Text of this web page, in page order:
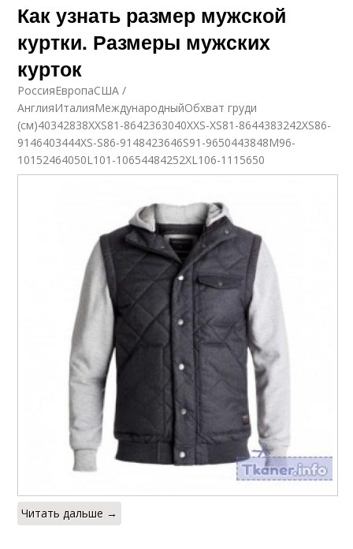
Как узнать размер мужской
куртки. Размеры мужских
курток
РоссияЕвропаСША /
АнглияИталияМеждународныйОбхват груди
(см)40342838XXS81-8642363040XXS-XS81-8644383242XS86-
9146403444XS-S86-9148423646S91-9650443848M96-
10152464050L101-10654484252XL106-1115650
Читать дальше →